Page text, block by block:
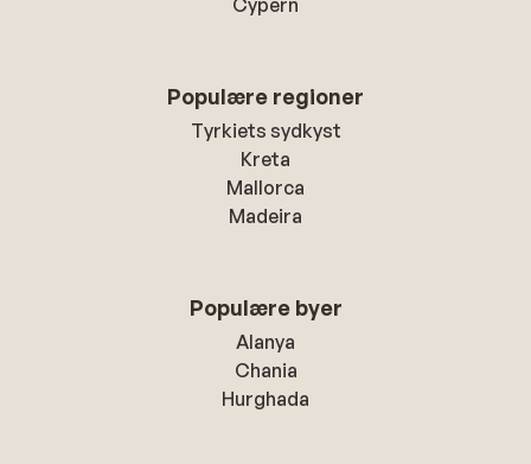
Cypern
Populære regioner
Tyrkiets sydkyst
Kreta
Mallorca
Madeira
Populære byer
Alanya
Chania
Hurghada